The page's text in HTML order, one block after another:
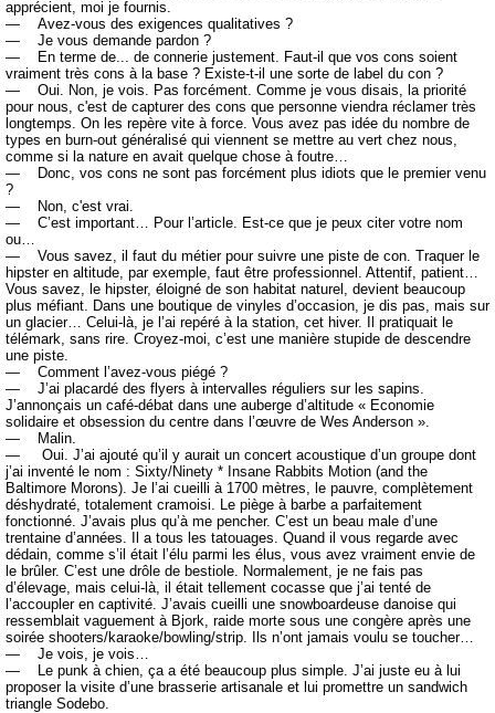
apprécient, moi je fournis.
— Avez-vous des exigences qualitatives ?
— Je vous demande pardon ?
— En terme de... de connerie justement. Faut-il que vos cons soient
vraiment très cons à la base ? Existe-t-il une sorte de label du con ?
— Oui. Non, je vois. Pas forcément. Comme je vous disais, la priorité
pour nous, c'est de capturer des cons que personne viendra réclamer très
longtemps. On les repère vite à force. Vous avez pas idée du nombre de
types en burn-out généralisé qui viennent se mettre au vert chez nous,
comme si la nature en avait quelque chose à foutre…
— Donc, vos cons ne sont pas forcément plus idiots que le premier venu
?
— Non, c'est vrai.
— C’est important… Pour l’article. Est-ce que je peux citer votre nom
ou…
— Vous savez, il faut du métier pour suivre une piste de con. Traquer le
hipster en altitude, par exemple, faut être professionnel. Attentif, patient…
Vous savez, le hipster, éloigné de son habitat naturel, devient beaucoup
plus méfiant. Dans une boutique de vinyles d’occasion, je dis pas, mais sur
un glacier… Celui-là, je l’ai repéré à la station, cet hiver. Il pratiquait le
télémark, sans rire. Croyez-moi, c’est une manière stupide de descendre
une piste.
— Comment l’avez-vous piégé ?
— J’ai placardé des flyers à intervalles réguliers sur les sapins.
J’annonçais un café-débat dans une auberge d’altitude « Economie
solidaire et obsession du centre dans l’œuvre de Wes Anderson ».
— Malin.
— Oui. J’ai ajouté qu’il y aurait un concert acoustique d’un groupe dont
j’ai inventé le nom : Sixty/Ninety * Insane Rabbits Motion (and the
Baltimore Morons). Je l’ai cueilli à 1700 mètres, le pauvre, complètement
déshydraté, totalement cramoisi. Le piège à barbe a parfaitement
fonctionné. J’avais plus qu’à me pencher. C’est un beau male d’une
trentaine d’années. Il a tous les tatouages. Quand il vous regarde avec
dédain, comme s’il était l’élu parmi les élus, vous avez vraiment envie de
le brûler. C’est une drôle de bestiole. Normalement, je ne fais pas
d’élevage, mais celui-là, il était tellement cocasse que j’ai tenté de
l’accoupler en captivité. J’avais cueilli une snowboardeuse danoise qui
ressemblait vaguement à Bjork, raide morte sous une congère après une
soirée shooters/karaoke/bowling/strip. Ils n’ont jamais voulu se toucher…
— Je vois, je vois…
— Le punk à chien, ça a été beaucoup plus simple. J’ai juste eu à lui
proposer la visite d’une brasserie artisanale et lui promettre un sandwich
triangle Sodebo.